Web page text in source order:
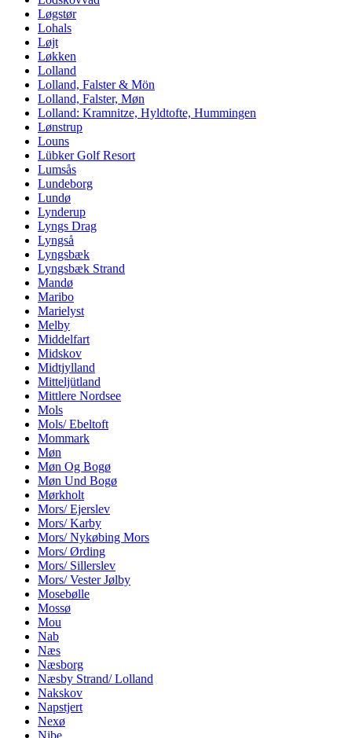
Løgstør
Lohals
Løjt
Løkken
Lolland
Lolland, Falster & Mön
Lolland, Falster, Møn
Lolland: Kramnitze, Hyldtofte, Hummingen
Lønstrup
Louns
Lübker Golf Resort
Lumsås
Lundeborg
Lundø
Lynderup
Lyngs Drag
Lyngså
Lyngsbæk
Lyngsbæk Strand
Mandø
Maribo
Marielyst
Melby
Middelfart
Midskov
Midtjylland
Mitteljütland
Mittlere Nordsee
Mols
Mols/ Ebeltoft
Mommark
Møn
Møn Og Bogø
Møn Und Bogø
Mørkholt
Mors/ Ejerslev
Mors/ Karby
Mors/ Nykøbing Mors
Mors/ Ørding
Mors/ Sillerslev
Mors/ Vester Jølby
Mosebølle
Mossø
Mou
Nab
Næs
Næsborg
Næsby Strand/ Lolland
Nakskov
Napstjert
Nexø